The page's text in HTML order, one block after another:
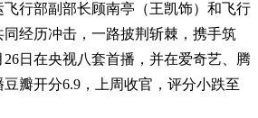
行部副部长顾南亭（王凯饰）和飞行
同经历冲击，一路披荆斩棘，携手筑
26日在央视八套首播，并在爱奇艺、腾
瓣开分6.9，上周收官，评分小跌至